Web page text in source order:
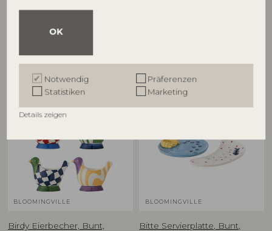
OK
Notwendig
Präferenzen
Statistiken
Marketing
Details zeigen
82063280
BLOOMINGVILLE
Birdy Eierbecher, Bunt,
BLOOMINGVILLE
Bitte Servierplatte, Bunt,